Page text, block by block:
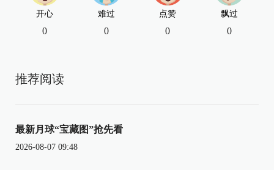
开心
0
难过
0
点赞
0
飘过
0
推荐阅读
最新月球“宝藏图”抢先看
2026-08-07 09:48